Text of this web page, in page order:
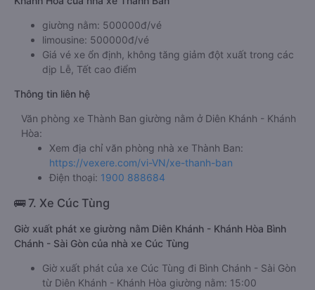
giường nằm: 500000đ/vé
limousine: 500000đ/vé
Giá vé xe ổn định, không tăng giảm đột xuất trong các
dịp Lễ, Tết cao điểm
Thông tin liên hệ
Văn phòng xe Thành Ban giường nằm ở Diên Khánh - Khánh
Hòa:
Xem địa chỉ văn phòng nhà xe Thành Ban:
https://vexere.com/vi-VN/xe-thanh-ban
Điện thoại: 1900 888684
🚌 7. Xe Cúc Tùng
Giờ xuất phát xe giường nằm Diên Khánh - Khánh Hòa Bình
Chánh - Sài Gòn của nhà xe Cúc Tùng
Giờ xuất phát của xe Cúc Tùng đi Bình Chánh - Sài Gòn
từ Diên Khánh - Khánh Hòa giường nằm: 15:00